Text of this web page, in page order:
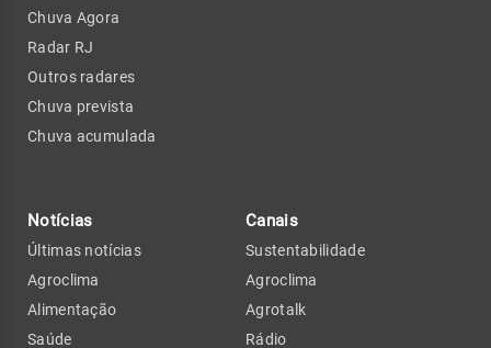
Chuva Agora
Radar RJ
Outros radares
Chuva prevista
Chuva acumulada
Notícias
Últimas notícias
Agroclima
Alimentação
Saúde
Canais
Sustentabilidade
Agroclima
Agrotalk
Rádio